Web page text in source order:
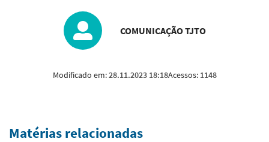
COMUNICAÇÃO TJTO
Modificado em:28.11.2023 18:18Acessos: 1148
Matérias relacionadas